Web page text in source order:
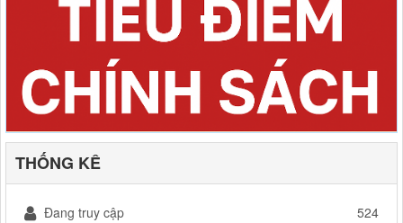
THỐNG KÊ
Đang truy cập
524